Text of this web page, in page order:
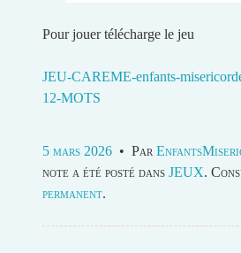
Pour jouer télécharge le jeu
JEU-CAREME-enfants-
12-MOTS
5 mars 2026 • Par
note a été posté dans JEUX.
permanent.